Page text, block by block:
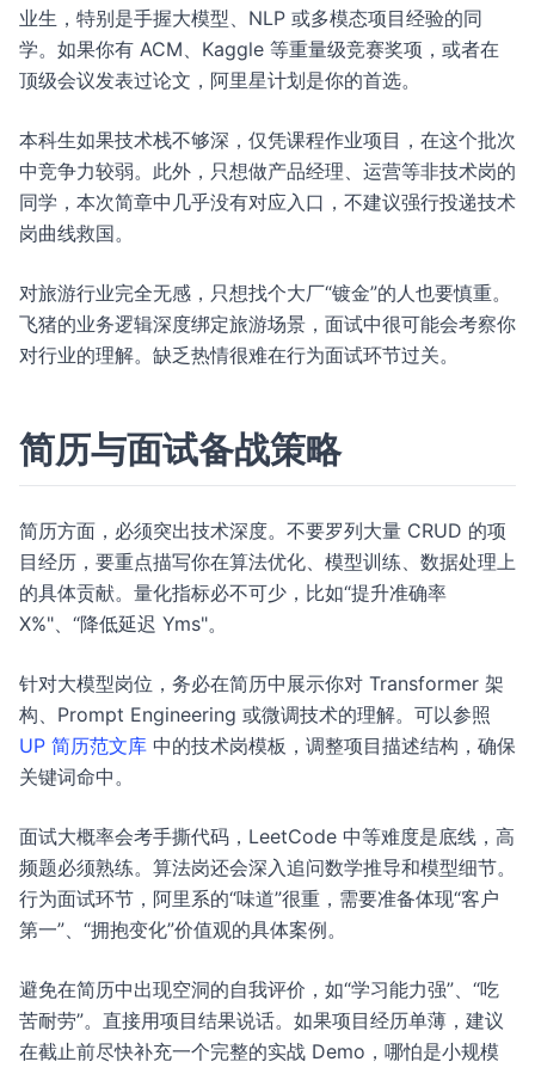
业生，特别是手握大模型、NLP 或多模态项目经验的同
学。如果你有 ACM、Kaggle 等重量级竞赛奖项，或者在
顶级会议发表过论文，阿里星计划是你的首选。
本科生如果技术栈不够深，仅凭课程作业项目，在这个批次
中竞争力较弱。此外，只想做产品经理、运营等非技术岗的
同学，本次简章中几乎没有对应入口，不建议强行投递技术
岗曲线救国。
对旅游行业完全无感，只想找个大厂“镀金”的人也要慎重。
飞猪的业务逻辑深度绑定旅游场景，面试中很可能会考察你
对行业的理解。缺乏热情很难在行为面试环节过关。
简历与面试备战策略
简历方面，必须突出技术深度。不要罗列大量 CRUD 的项
目经历，要重点描写你在算法优化、模型训练、数据处理上
的具体贡献。量化指标必不可少，比如“提升准确率
X%"、“降低延迟 Yms"。
针对大模型岗位，务必在简历中展示你对 Transformer 架
构、Prompt Engineering 或微调技术的理解。可以参照
UP 简历范文库 中的技术岗模板，调整项目描述结构，确保
关键词命中。
面试大概率会考手撕代码，LeetCode 中等难度是底线，高
频题必须熟练。算法岗还会深入追问数学推导和模型细节。
行为面试环节，阿里系的“味道”很重，需要准备体现“客户
第一”、“拥抱变化”价值观的具体案例。
避免在简历中出现空洞的自我评价，如“学习能力强”、“吃
苦耐劳”。直接用项目结果说话。如果项目经历单薄，建议
在截止前尽快补充一个完整的实战 Demo，哪怕是小规模